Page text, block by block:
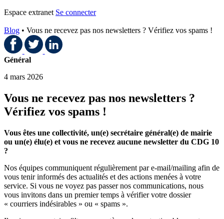
Espace extranet Se connecter
Blog • Vous ne recevez pas nos newsletters ? Vérifiez vos spams !
Général
4 mars 2026
Vous ne recevez pas nos newsletters ?
Vérifiez vos spams !
Vous êtes une collectivité, un(e) secrétaire général(e) de mairie
ou un(e) élu(e) et vous ne recevez aucune newsletter du CDG 10
?
Nos équipes communiquent régulièrement par e-mail/mailing afin de
vous tenir informés des actualités et des actions menées à votre
service. Si vous ne voyez pas passer nos communications, nous
vous invitons dans un premier temps à vérifier votre dossier
« courriers indésirables » ou « spams ».